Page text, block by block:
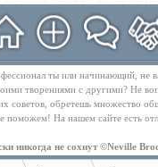
ты или начинающий,
творениями с другими? Не
советов, обретешь множество
поможем! На нашем сайте есть
никогда не сохнут ©Neville